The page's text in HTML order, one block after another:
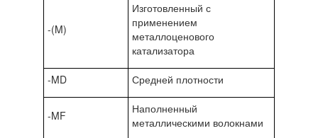
-(M)
Изготовленный с
применением
металлоценового
катализатора
-MD Средней плотности
-MF
Наполненный
металлическими волокнами